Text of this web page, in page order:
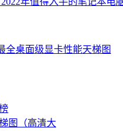
全桌面级显卡性能天梯图
图（高清大